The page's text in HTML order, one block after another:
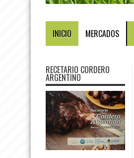
INICIO MERCADOS
RECETARIO CORDERO
ARGENTINO